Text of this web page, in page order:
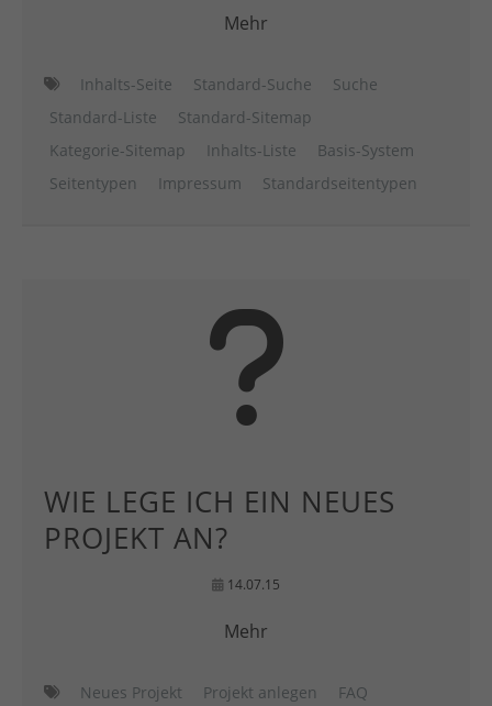
Mehr
Inhalts-Seite Standard-Suche
Suche
Standard-Liste
Standard-Sitemap
Kategorie-Sitemap
Inhalts-Liste
Basis-System
Seitentypen
Impressum Standardseitentypen
WIE LEGE ICH EIN NEUES
PROJEKT AN?
14.07.15
Mehr
Neues Projekt Projekt anlegen
FAQ